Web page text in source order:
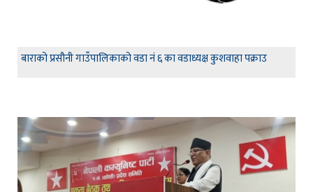
बाराको प्रसौनी गाउँपालिकाको वडा नं ६ का वडाध्यक्ष कुशवाहा पक्राउ